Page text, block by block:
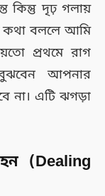
কিন্তু দৃঢ় গলায়
কথা বললে আমি
প্রথমে রাগ
আপনার
না। এটি ঝগড়া
হন (Dealing